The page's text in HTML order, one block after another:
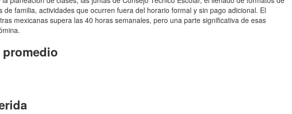
de familia, actividades que ocurren fuera del horario formal y sin pago adicional. El
mexicanas supera las 40 horas semanales, pero una parte significativa de esas